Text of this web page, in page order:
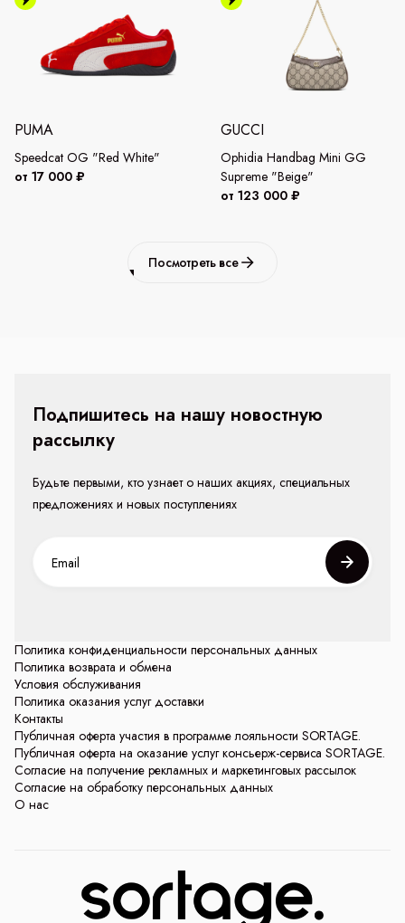
PUMA
Speedcat OG "Red White"
от 17 000 ₽
GUCCI
Ophidia Handbag Mini GG
Supreme "Beige"
от 123 000 ₽
Посмотреть все
Политика конфиденциальности персональных данных
Политика возврата и обмена
Условия обслуживания
Политика оказания услуг доставки
Контакты
Публичная оферта участия в программе лояльности SORTAGE.
Публичная оферта на оказание услуг консьерж-сервиса SORTAGE.
Согласие на получение рекламных и маркетинговых рассылок
Согласие на обработку персональных данных
О нас
Подпишитесь на нашу новостную
рассылку
Будьте первыми, кто узнает о наших акциях, специальных
предложениях и новых поступлениях